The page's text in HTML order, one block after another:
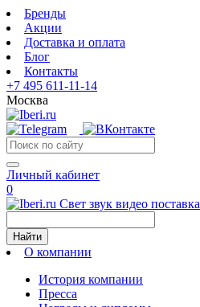
Бренды
Акции
Доставка и оплата
Блог
Контакты
+7 495 611-11-14
Москва
Личный кабинет
0
Свет звук видео поставка
Найти
О компании
История компании
Пресса